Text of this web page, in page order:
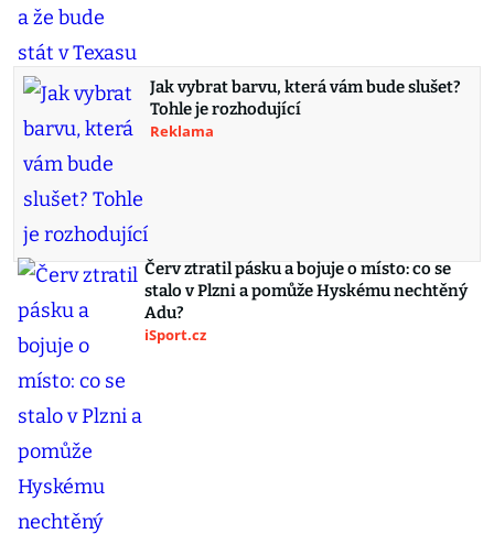
Jak vybrat barvu, která vám bude slušet?
Tohle je rozhodující
Reklama
Červ ztratil pásku a bojuje o místo: co se
stalo v Plzni a pomůže Hyskému nechtěný
Adu?
iSport.cz